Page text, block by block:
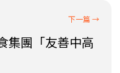
集團「友善中高